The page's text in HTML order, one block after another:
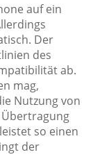
auf ein
Der
des
ab.
mag,
Nutzung von
so einen
der